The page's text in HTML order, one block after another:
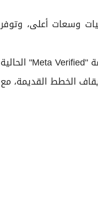
وسعات أعلى، وتوفر
وأوضحت الشركة أن خدمة "بلس"، التي بدأت اختباراتها الأولية خلال الربيع الماضي، لا تحل محل خدمة "Meta Verified" الحالية
الخطط القديمة، مع